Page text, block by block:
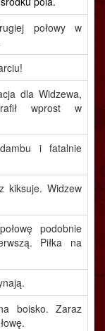
połowy w
dla Widzewa,
wprost w
i fatalnie
kiksuje. Widzew
podobnie
Piłka na
boisko. Zaraz